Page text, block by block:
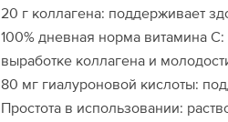
20 г коллагена: поддерживает
100% дневная норма витамина С:
выработке коллагена и
80 мг гиалуроновой кислоты:
Простота в использовании: